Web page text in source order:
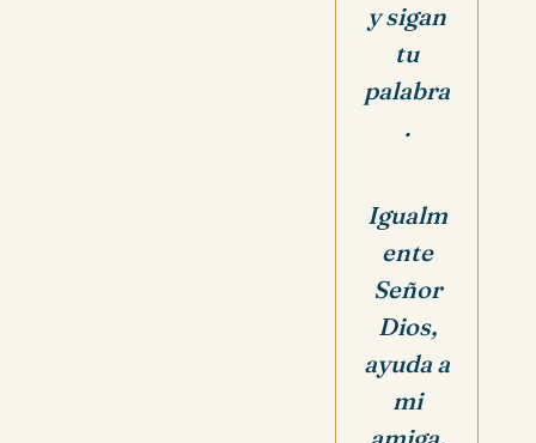
y sigan
tu
palabra
.
Igualm
ente
Señor
Dios,
ayuda a
mi